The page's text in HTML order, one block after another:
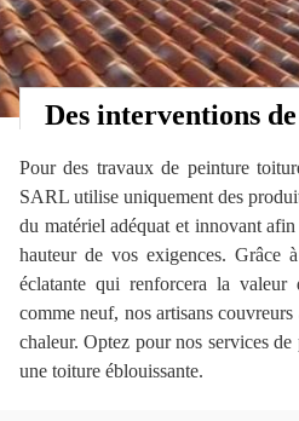
Des interventions
Pour des travaux de peinture
SARL utilise uniquement des
du matériel adéquat et innovant
hauteur de vos exigences. Grâce
éclatante qui renforcera la
comme neuf, nos artisans
chaleur. Optez pour nos services
une toiture éblouissante.